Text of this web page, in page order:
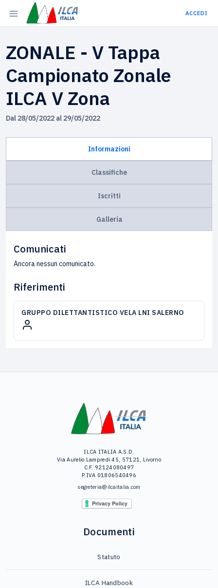
ACCEDI
ZONALE - V Tappa
Campionato Zonale
ILCA V Zona
Dal 28/05/2022 al 29/05/2022
Informazioni
Classifiche
Iscritti
Galleria
Comunicati
Ancora nessun comunicato.
Riferimenti
GRUPPO DILETTANTISTICO VELA LNI SALERNO
ILCA ITALIA A.S.D.
Via Aurelio Lampredi 45, 57121, Livorno
C.F. 92124080497
P.IVA 01806540496
segreteria@ilcaitalia.com
Documenti
Statuto
ILCA Handbook